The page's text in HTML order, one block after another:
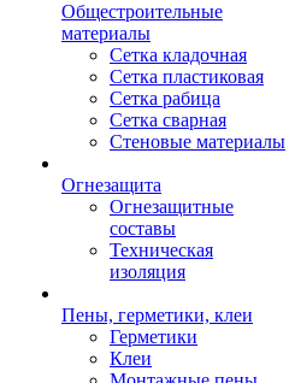
Общестроительные
материалы
Сетка кладочная
Сетка пластиковая
Сетка рабица
Сетка сварная
Стеновые материалы
Огнезащита
Огнезащитные
составы
Техническая
изоляция
Пены, герметики, клеи
Герметики
Клеи